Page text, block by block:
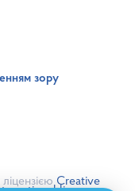
зору
Creative